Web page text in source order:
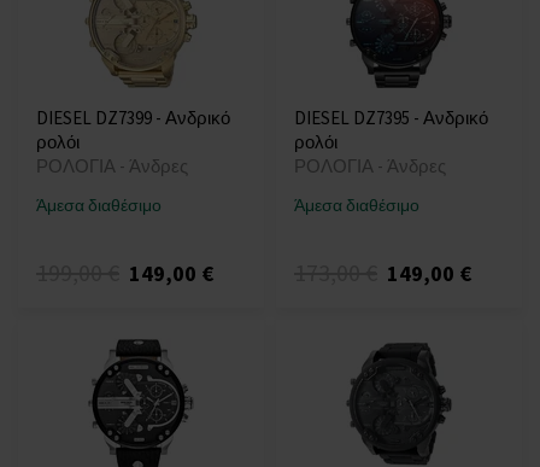
DIESEL DZ7399 - Ανδρικό
ρολόι
ΡΟΛΟΓΙΑ - Άνδρες
Άμεσα διαθέσιμο
149,00 €
DIESEL DZ7395 - Ανδρικό
ρολόι
ΡΟΛΟΓΙΑ - Άνδρες
Άμεσα διαθέσιμο
149,00 €